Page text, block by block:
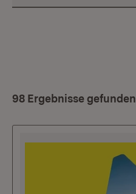
98 Ergebnisse gefunden